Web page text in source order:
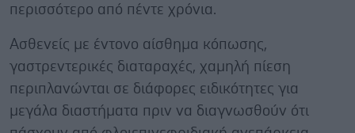
περισσότερο από πέντε χρόνια.
Ασθενείς με έντονο αίσθημα κόπωσης,
γαστρεντερικές διαταραχές, χαμηλή πίεση
περιπλανώνται σε διάφορες ειδικότητες για
μεγάλα διαστήματα πριν να διαγνωσθούν ότι